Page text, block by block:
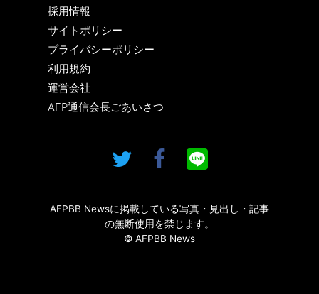
採用情報
サイトポリシー
プライバシーポリシー
利用規約
運営会社
AFP通信会長ごあいさつ
AFPBB Newsに掲載している写真・見出し・記事
の無断使用を禁じます。
© AFPBB News